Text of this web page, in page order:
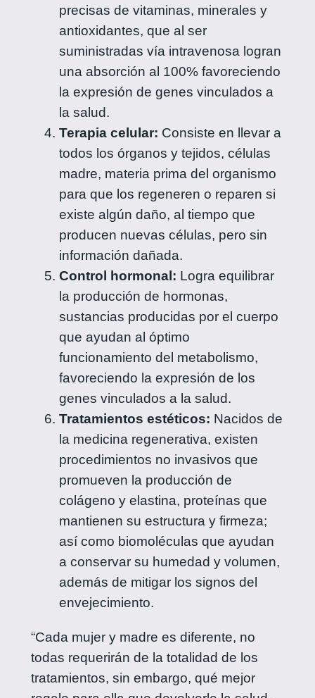
precisas de vitaminas, minerales y
antioxidantes, que al ser
suministradas vía intravenosa logran
una absorción al 100% favoreciendo
la expresión de genes vinculados a
la salud.
Terapia celular: Consiste en llevar a
todos los órganos y tejidos, células
madre, materia prima del organismo
para que los regeneren o reparen si
existe algún daño, al tiempo que
producen nuevas células, pero sin
información dañada.
Control hormonal: Logra equilibrar
la producción de hormonas,
sustancias producidas por el cuerpo
que ayudan al óptimo
funcionamiento del metabolismo,
favoreciendo la expresión de los
genes vinculados a la salud.
Tratamientos estéticos: Nacidos de
la medicina regenerativa, existen
procedimientos no invasivos que
promueven la producción de
colágeno y elastina, proteínas que
mantienen su estructura y firmeza;
así como biomoléculas que ayudan
a conservar su humedad y volumen,
además de mitigar los signos del
envejecimiento.
“Cada mujer y madre es diferente, no
todas requerirán de la totalidad de los
tratamientos, sin embargo, qué mejor